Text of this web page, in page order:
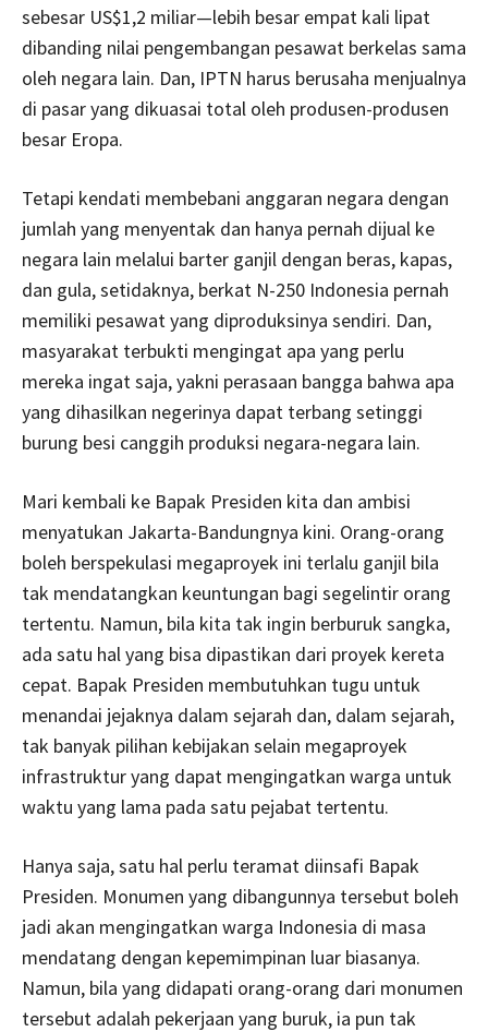
sebesar US$1,2 miliar—lebih besar empat kali lipat
dibanding nilai pengembangan pesawat berkelas sama
oleh negara lain. Dan, IPTN harus berusaha menjualnya
di pasar yang dikuasai total oleh produsen-produsen
besar Eropa.
Tetapi kendati membebani anggaran negara dengan
jumlah yang menyentak dan hanya pernah dijual ke
negara lain melalui barter ganjil dengan beras, kapas,
dan gula, setidaknya, berkat N-250 Indonesia pernah
memiliki pesawat yang diproduksinya sendiri. Dan,
masyarakat terbukti mengingat apa yang perlu
mereka ingat saja, yakni perasaan bangga bahwa apa
yang dihasilkan negerinya dapat terbang setinggi
burung besi canggih produksi negara-negara lain.
Mari kembali ke Bapak Presiden kita dan ambisi
menyatukan Jakarta-Bandungnya kini. Orang-orang
boleh berspekulasi megaproyek ini terlalu ganjil bila
tak mendatangkan keuntungan bagi segelintir orang
tertentu. Namun, bila kita tak ingin berburuk sangka,
ada satu hal yang bisa dipastikan dari proyek kereta
cepat. Bapak Presiden membutuhkan tugu untuk
menandai jejaknya dalam sejarah dan, dalam sejarah,
tak banyak pilihan kebijakan selain megaproyek
infrastruktur yang dapat mengingatkan warga untuk
waktu yang lama pada satu pejabat tertentu.
Hanya saja, satu hal perlu teramat diinsafi Bapak
Presiden. Monumen yang dibangunnya tersebut boleh
jadi akan mengingatkan warga Indonesia di masa
mendatang dengan kepemimpinan luar biasanya.
Namun, bila yang didapati orang-orang dari monumen
tersebut adalah pekerjaan yang buruk, ia pun tak